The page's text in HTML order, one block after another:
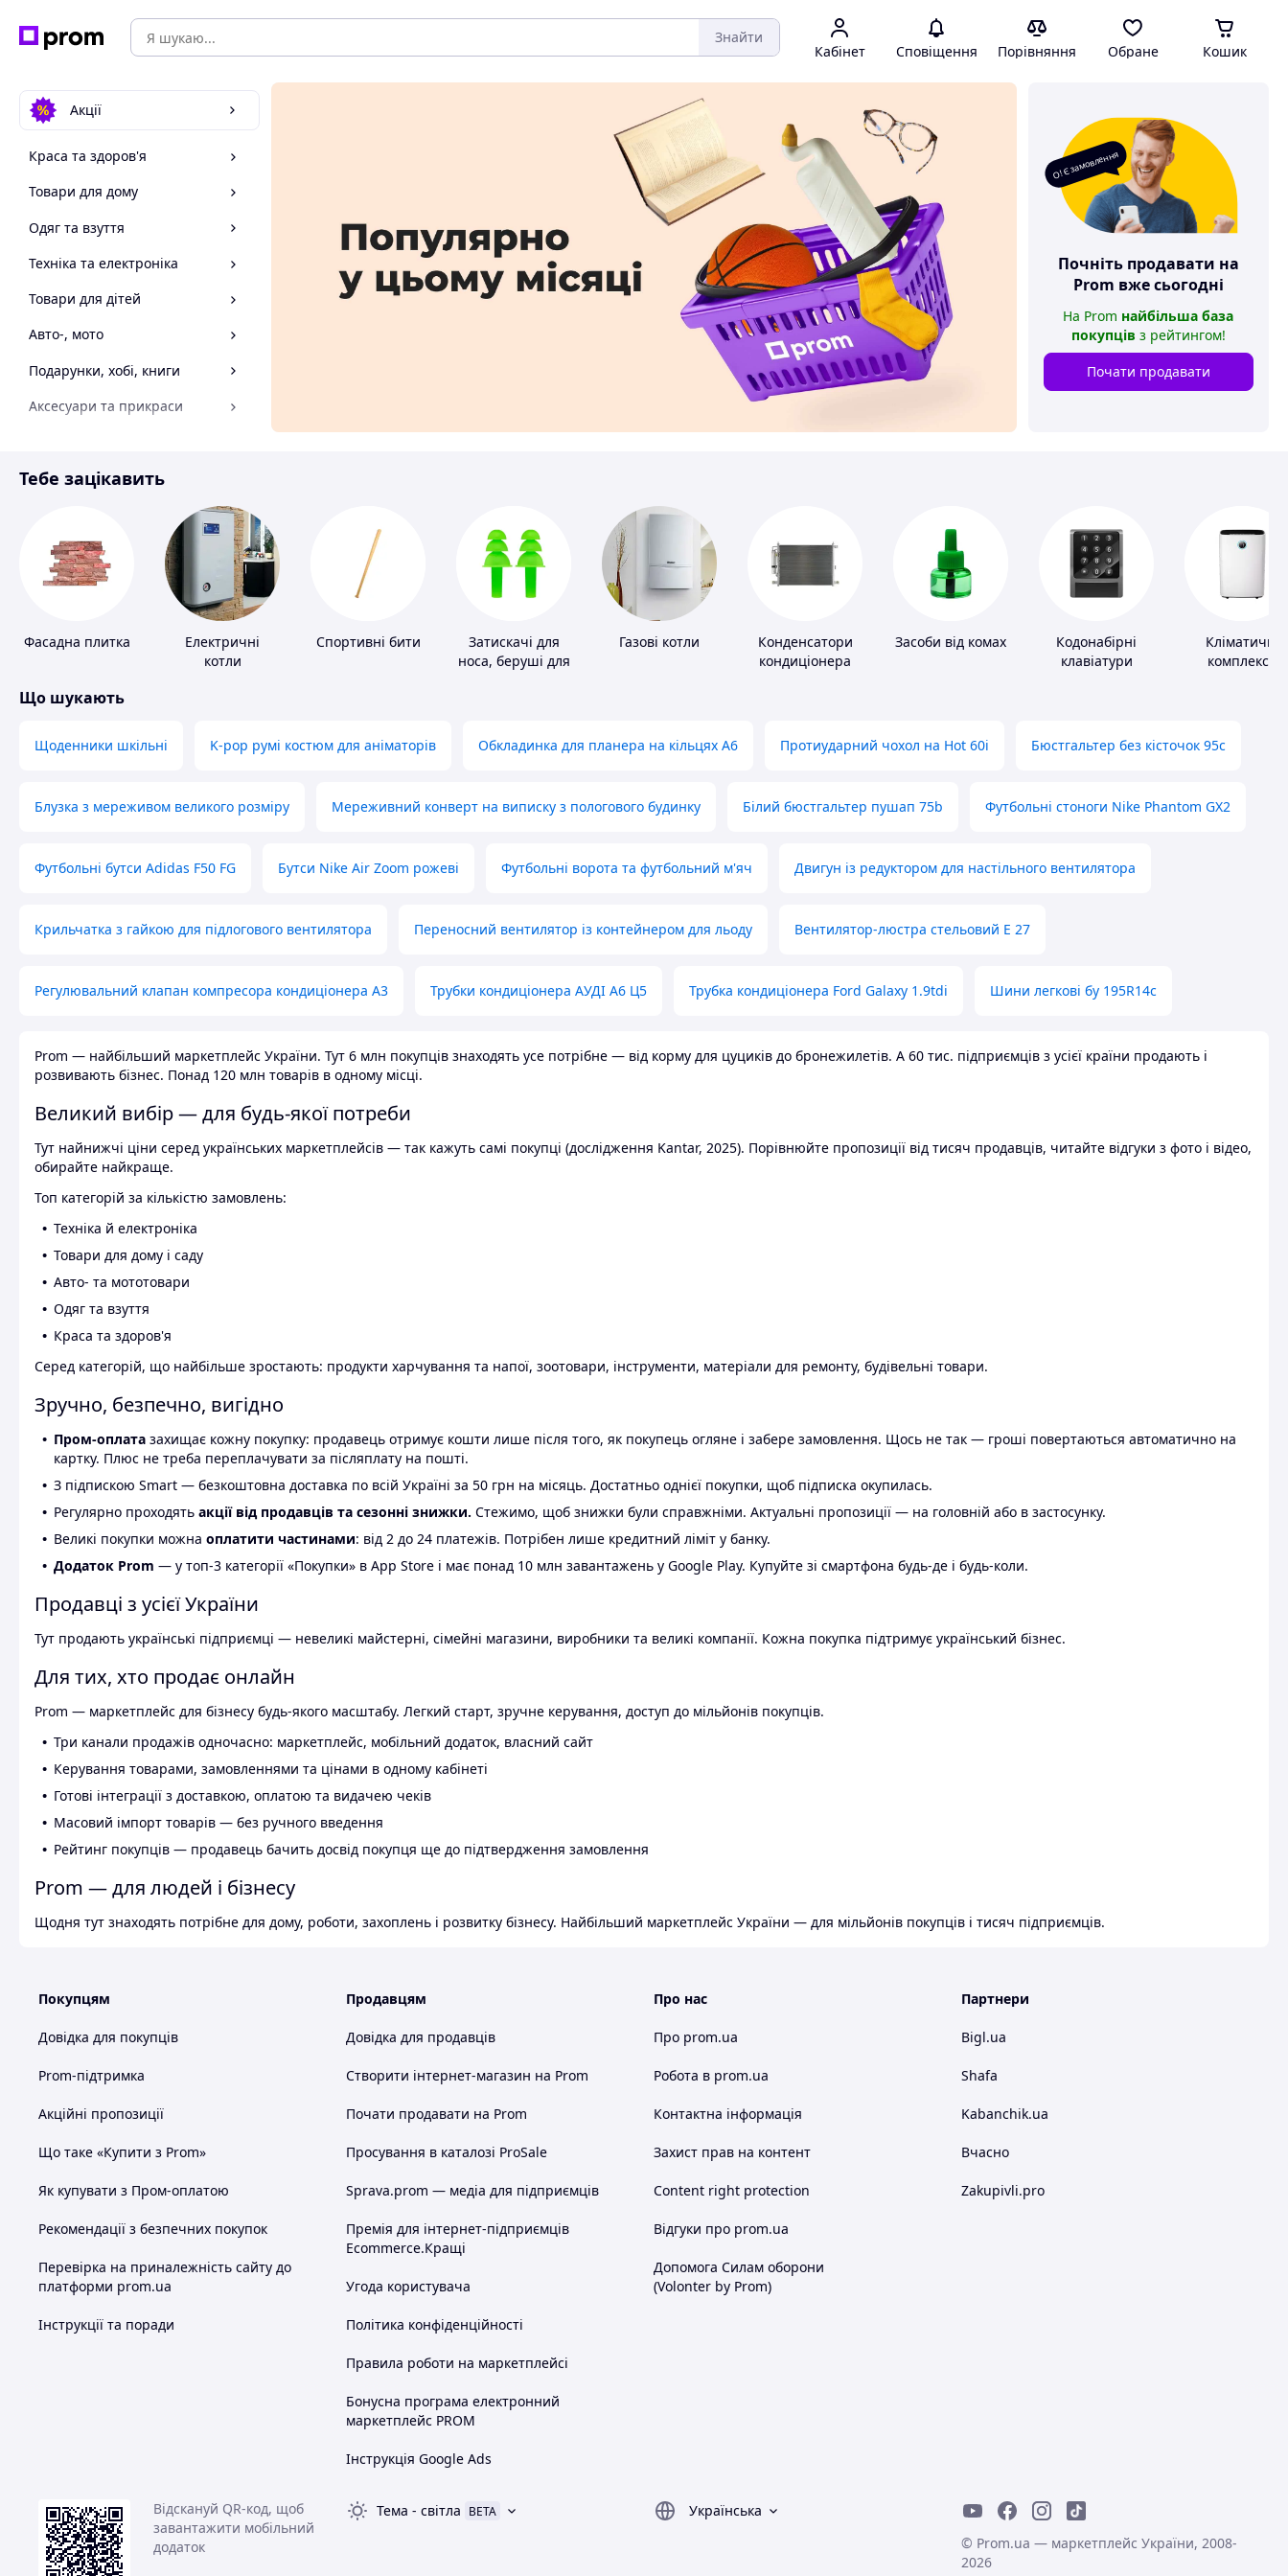
Знайти
Кабінет Сповіщення Порівняння Обране Кошик
Акції
Краса та здоров'я
Товари для дому
Одяг та взуття
Техніка та електроніка
Товари для дітей
Авто-, мото
Подарунки, хобі, книги
Аксесуари та прикраси
Спорт і відпочинок
О! Є замовлення
Почніть продавати на
Prom вже сьогодні
На Prom найбільша база
покупців з рейтингом!
Почати продавати
Тебе зацікавить
Фасадна плитка
Електричні
котли
Спортивні бити
Затискачі для
носа, беруші для
Газові котли
Конденсатори
кондиціонера
Засоби від комах
Кодонабірні
клавіатури
Кліматичні
комплекси
Що шукають
Щоденники шкільні K-pop румі костюм для аніматорів Обкладинка для планера на кільцях А6 Протиударний чохол на Hot 60i Бюстгальтер без кісточок 95с
Блузка з мереживом великого розміру Мереживний конверт на виписку з пологового будинку Білий бюстгальтер пушап 75b Футбольні стоноги Nike Phantom GX2
Футбольні бутси Adidas F50 FG Бутси Nike Air Zoom рожеві Футбольні ворота та футбольний м'яч Двигун із редуктором для настільного вентилятора
Крильчатка з гайкою для підлогового вентилятора Переносний вентилятор із контейнером для льоду Вентилятор-люстра стельовий E 27
Регулювальний клапан компресора кондиціонера А3 Трубки кондиціонера АУДІ А6 Ц5 Трубка кондиціонера Ford Galaxy 1.9tdi Шини легкові бу 195R14c
Prom — найбільший маркетплейс України. Тут 6 млн покупців знаходять усе потрібне — від корму для цуциків до бронежилетів. А 60 тис. підприємців з усієї країни продають і
розвивають бізнес. Понад 120 млн товарів в одному місці.
Великий вибір — для будь-якої потреби
Тут найнижчі ціни серед українських маркетплейсів — так кажуть самі покупці (дослідження Kantar, 2025). Порівнюйте пропозиції від тисяч продавців, читайте відгуки з фото і відео,
обирайте найкраще.
Топ категорій за кількістю замовлень:
Техніка й електроніка
Товари для дому і саду
Авто- та мототовари
Одяг та взуття
Краса та здоров'я
Серед категорій, що найбільше зростають: продукти харчування та напої, зоотовари, інструменти, матеріали для ремонту, будівельні товари.
Зручно, безпечно, вигідно
Пром-оплата захищає кожну покупку: продавець отримує кошти лише після того, як покупець огляне і забере замовлення. Щось не так — гроші повертаються автоматично на
картку. Плюс не треба переплачувати за післяплату на пошті.
З підпискою Smart — безкоштовна доставка по всій Україні за 50 грн на місяць. Достатньо однієї покупки, щоб підписка окупилась.
Регулярно проходять акції від продавців та сезонні знижки. Стежимо, щоб знижки були справжніми. Актуальні пропозиції — на головній або в застосунку.
Великі покупки можна оплатити частинами: від 2 до 24 платежів. Потрібен лише кредитний ліміт у банку.
Додаток Prom — у топ-3 категорії «Покупки» в App Store і має понад 10 млн завантажень у Google Play. Купуйте зі смартфона будь-де і будь-коли.
Продавці з усієї України
Тут продають українські підприємці — невеликі майстерні, сімейні магазини, виробники та великі компанії. Кожна покупка підтримує український бізнес.
Для тих, хто продає онлайн
Prom — маркетплейс для бізнесу будь-якого масштабу. Легкий старт, зручне керування, доступ до мільйонів покупців.
Три канали продажів одночасно: маркетплейс, мобільний додаток, власний сайт
Керування товарами, замовленнями та цінами в одному кабінеті
Готові інтеграції з доставкою, оплатою та видачею чеків
Масовий імпорт товарів — без ручного введення
Рейтинг покупців — продавець бачить досвід покупця ще до підтвердження замовлення
Prom — для людей і бізнесу
Щодня тут знаходять потрібне для дому, роботи, захоплень і розвитку бізнесу. Найбільший маркетплейс України — для мільйонів покупців і тисяч підприємців.
Покупцям
Довідка для покупців
Prom-підтримка
Акційні пропозиції
Що таке «Купити з Prom»
Як купувати з Пром-оплатою
Рекомендації з безпечних покупок
Перевірка на приналежність сайту до
платформи prom.ua
Інструкції та поради
Продавцям
Довідка для продавців
Створити інтернет-магазин на Prom
Почати продавати на Prom
Просування в каталозі ProSale
Sprava.prom — медіа для підприємців
Премія для інтернет-підприємців
Ecommerce.Кращі
Угода користувача
Політика конфіденційності
Правила роботи на маркетплейсі
Бонусна програма електронний
маркетплейс PROM
Інструкція Google Ads
Про нас
Про prom.ua
Робота в prom.ua
Контактна інформація
Захист прав на контент
Content right protection
Відгуки про prom.ua
Допомога Силам оборони
(Volonter by Prom)
Партнери
Bigl.ua
Shafa
Kabanchik.ua
Вчасно
Zakupivli.pro
Відскануй QR-код, щоб
завантажити мобільний
додаток
Тема - світла BETA
Українська
© Prom.ua — маркетплейс України, 2008-
2026